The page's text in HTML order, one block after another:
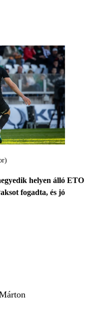
helyen álló ETO
fogadta, és jó